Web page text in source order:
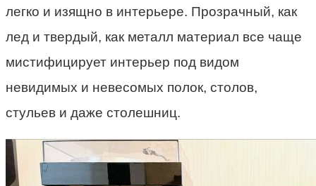
легко и изящно в интерьере. Прозрачный, как
лед и твердый, как металл материал все чаще
мистифицирует интерьер под видом
невидимых и невесомых полок, столов,
стульев и даже столешниц.